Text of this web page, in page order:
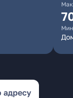
адресу